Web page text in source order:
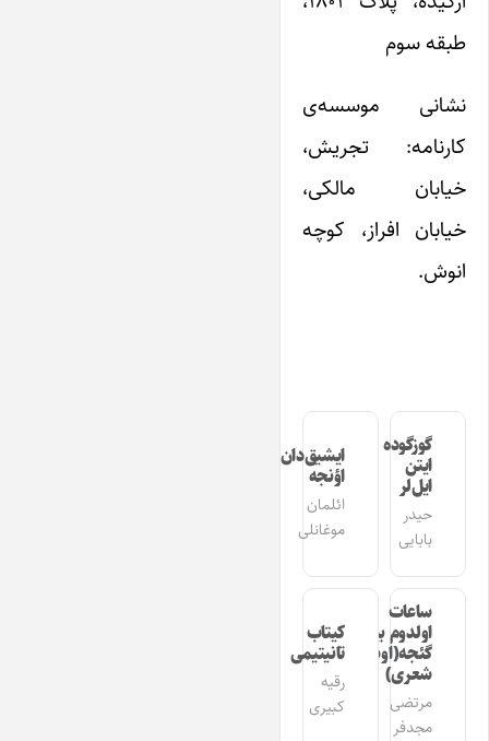
طبقه‌ سوم
نشانی موسسه‌ی
کارنامه: تجریش،
خیابان مالکی،
خیابان افراز، کوچه
انوش.
گوزگوده
ایتن
ایل‌لر
حیدر
بابایی
ایشیق‌دان
اؤنجه
ائلمان
موغانلی
ساعات
اولدوم بیر
گئجه(اوشاق
شعری)
مرتضی
مجدفر
کیتاب
تانیتیمی
رقیه
کبیری